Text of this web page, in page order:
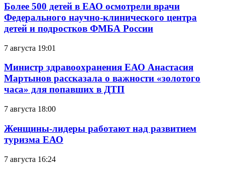
Более 500 детей в ЕАО осмотрели врачи
Федерального научно-клинического центра
детей и подростков ФМБА России
7 августа 19:01
Министр здравоохранения ЕАО Анастасия
Мартынов рассказала о важности «золотого
часа» для попавших в ДТП
7 августа 18:00
Женщины-лидеры работают над развитием
туризма ЕАО
7 августа 16:24